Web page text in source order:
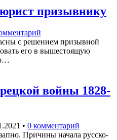
призывнику
с решением призывной
его в вышестоящую
войны 1828-
• 0 комментарий
Причины начала русско-